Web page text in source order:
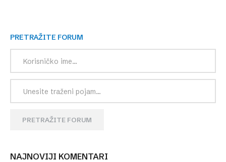
PRETRAŽITE FORUM
PRETRAŽITE FORUM
NAJNOVIJI KOMENTARI